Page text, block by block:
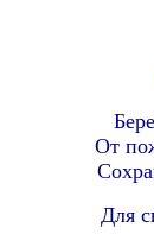
От
Для